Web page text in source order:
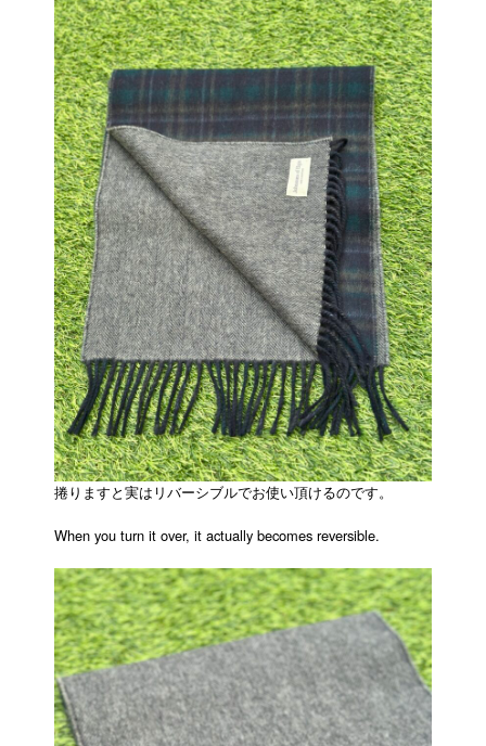
捲りますと実はリバーシブルでお使い頂けるのです。
When you turn it over, it actually becomes reversible.